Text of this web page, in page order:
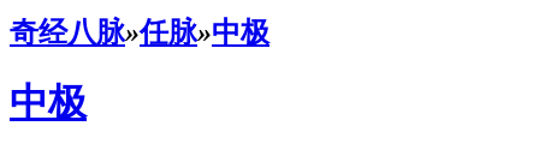
奇经八脉»任脉»中极
中极